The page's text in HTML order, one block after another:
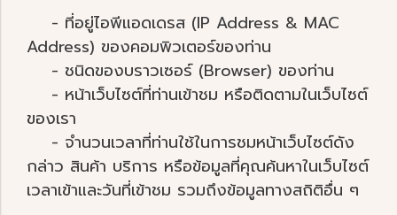
- ที่อยู่ไอพีแอดเดรส (IP Address & MAC
Address) ของคอมพิวเตอร์ของท่าน
- ชนิดของบราวเซอร์ (Browser) ของท่าน
- หน้าเว็บไซต์ที่ท่านเข้าชม หรือติดตามในเว็บไซต์
ของเรา
- จำนวนเวลาที่ท่านใช้ในการชมหน้าเว็บไซต์ดัง
กล่าว สินค้า บริการ หรือข้อมูลที่คุณค้นหาในเว็บไซต์
เวลาเข้าและวันที่เข้าชม รวมถึงข้อมูลทางสถิติอื่น ๆ